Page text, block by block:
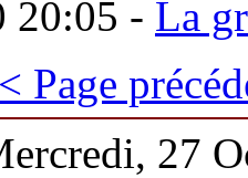
20:05 - La
Page
27